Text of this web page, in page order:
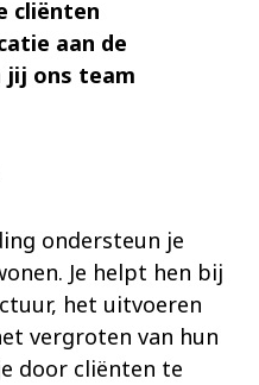
cliënten
aan de
jij ons team
ondersteun je
Je helpt hen bij
het uitvoeren
vergroten van hun
door cliënten te